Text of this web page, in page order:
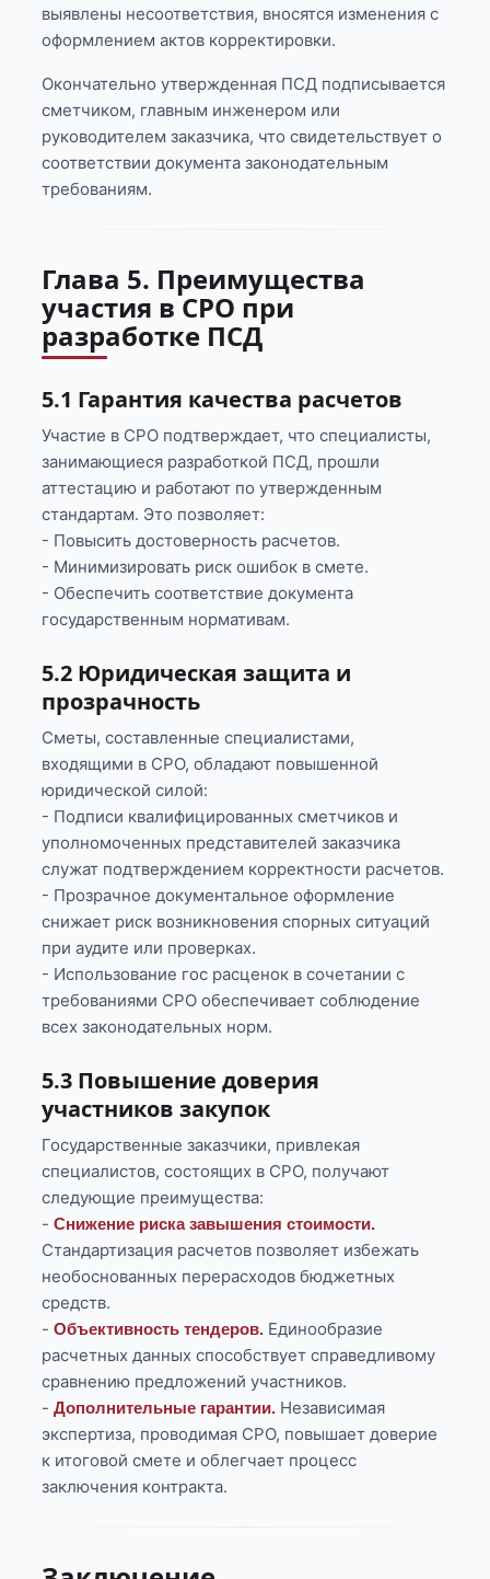
выявлены несоответствия, вносятся изменения с
оформлением актов корректировки.
Окончательно утвержденная ПСД подписывается
сметчиком, главным инженером или
руководителем заказчика, что свидетельствует о
соответствии документа законодательным
требованиям.
Глава 5. Преимущества
участия в СРО при
разработке ПСД
5.1 Гарантия качества расчетов
Участие в СРО подтверждает, что специалисты,
занимающиеся разработкой ПСД, прошли
аттестацию и работают по утвержденным
стандартам. Это позволяет:
- Повысить достоверность расчетов.
- Минимизировать риск ошибок в смете.
- Обеспечить соответствие документа
государственным нормативам.
5.2 Юридическая защита и
прозрачность
Сметы, составленные специалистами,
входящими в СРО, обладают повышенной
юридической силой:
- Подписи квалифицированных сметчиков и
уполномоченных представителей заказчика
служат подтверждением корректности расчетов.
- Прозрачное документальное оформление
снижает риск возникновения спорных ситуаций
при аудите или проверках.
- Использование гос расценок в сочетании с
требованиями СРО обеспечивает соблюдение
всех законодательных норм.
5.3 Повышение доверия
участников закупок
Государственные заказчики, привлекая
специалистов, состоящих в СРО, получают
следующие преимущества:
-Снижение риска завышения стоимости.
Стандартизация расчетов позволяет избежать
необоснованных перерасходов бюджетных
средств.
-Объективность тендеров. Единообразие
расчетных данных способствует справедливому
сравнению предложений участников.
-Дополнительные гарантии. Независимая
экспертиза, проводимая СРО, повышает доверие
к итоговой смете и облегчает процесс
заключения контракта.